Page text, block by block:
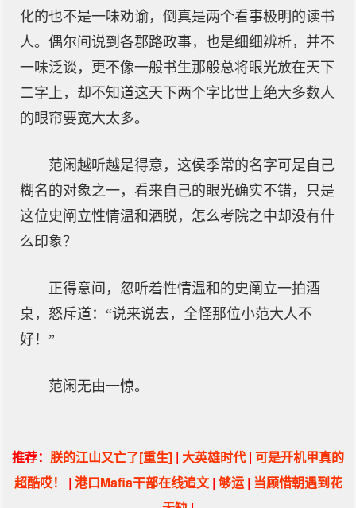
化的也不是一味劝谕，倒真是两个看事极明的读书
人。偶尔间说到各郡路政事，也是细细辨析，并不
一味泛谈，更不像一般书生那般总将眼光放在天下
二字上，却不知道这天下两个字比世上绝大多数人
的眼帘要宽大太多。
范闲越听越是得意，这侯季常的名字可是自己
糊名的对象之一，看来自己的眼光确实不错，只是
这位史阐立性情温和洒脱，怎么考院之中却没有什
么印象？
正得意间，忽听着性情温和的史阐立一拍酒
桌，怒斥道：“说来说去，全怪那位小范大人不
好！”
范闲无由一惊。
推荐： 朕的江山又亡了[重生] | 大英雄时代| 可是开机甲真的
超酷哎！
| 港口Mafia干部在线追文| 够运| 当顾惜朝遇到花